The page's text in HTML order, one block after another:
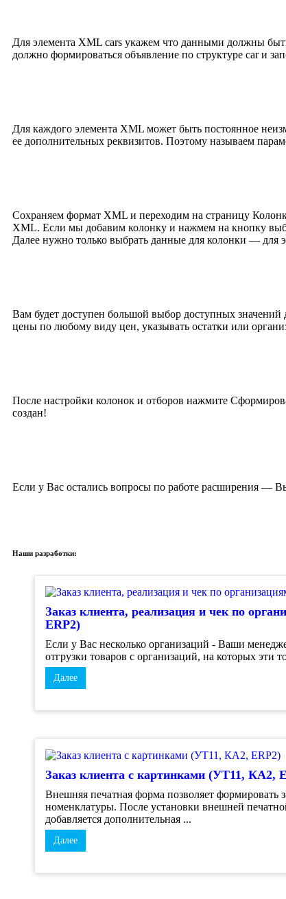
Для элемента XML cars укажем что данными должны
должно формироваться объявление по структуре car и
Для каждого элемента XML может быть постоянное
ее дополнительных реквизитов. Поэтому называем
Сохраняем формат XML и переходим на страницу
XML. Если мы добавим колонку и нажмем на кнопку
Далее нужно только выбрать данные для колонки — для
Вам будет доступен большой выбор доступных
цены по любому виду цен, указывать остатки или
После настройки колонок и отборов нажмите
создан!
Если у Вас остались вопросы по работе расширения —
Наши разработки:
Заказ клиента, реализация и чек по
ERP2)
Если у Вас несколько организаций - Ваши
отгрузки товаров с организаций, на которых эти
Далее
Заказ клиента с картинками (УТ11, КА2,
Внешняя печатная форма позволяет формировать
номенклатуры. После установки внешней
добавляется дополнительная ...
Далее